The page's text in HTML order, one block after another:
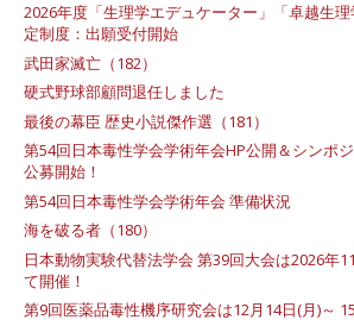
2026年度「生理学エデュケーター」「卓越生
定制度：出願受付開始
武田家滅亡（182）
硬式野球部顧問退任しました
最後の幕臣 歴史小説傑作選（181）
第54回日本毒性学会学術年会HP公開＆シンポ
公募開始！
第54回日本毒性学会学術年会 準備状況
海を破る者（180）
日本動物実験代替法学会 第39回大会は2026年
て開催！
第9回医薬品毒性機序研究会は12月14日(月)～